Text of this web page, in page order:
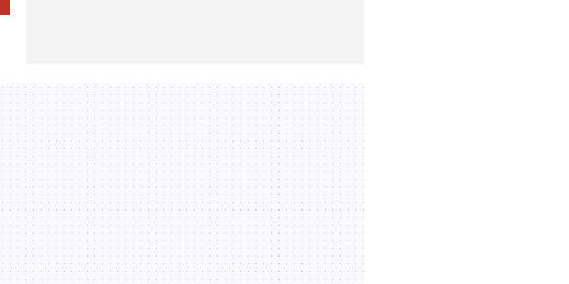
01:13
Beşiktaş'ın yeni transferi
Doğan Alemdar, İstanbul'a
geldi!
07.07.2026 | 20:03
03:35
Trabzonspor'un yeni
transferi Aral Şimşir'den ilk
üçlü!
07.07.2026 | 19:48
Trabzonspor'un yeni
transferi Aral Şimşir,